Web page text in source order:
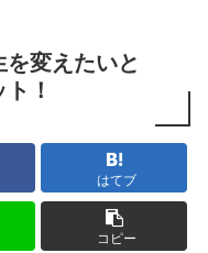
変えたいと
！
はてブ
コピー